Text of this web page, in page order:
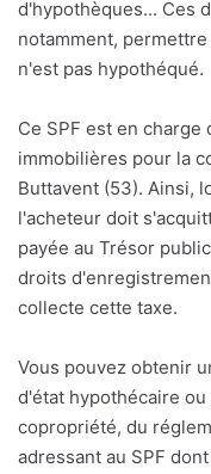
d'hypothèques... Ces
notamment,
n'est pas hypothéqué.
Ce SPF est en
immobilières pour la
Buttavent (53). Ainsi,
l'acheteur doit
payée au Trésor
droits
collecte cette taxe.
Vous pouvez obtenir
d'état hypothécaire
copropriété, du
adressant au SPF